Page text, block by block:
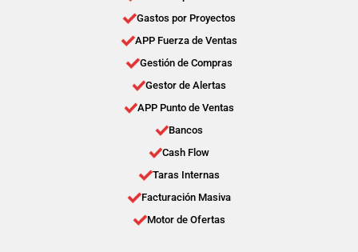
Gastos por Proyectos
APP Fuerza de Ventas
Gestión de Compras
Gestor de Alertas
APP Punto de Ventas
Bancos
Cash Flow
Taras Internas
Facturación Masiva
Motor de Ofertas